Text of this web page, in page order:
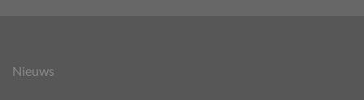
Nieuws